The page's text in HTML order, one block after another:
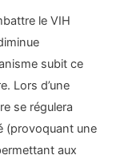
le VIH
subit ce
Lors d’une
se régulera
(provoquant une
aux